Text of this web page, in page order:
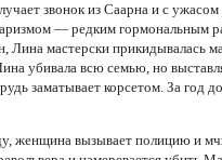
звонок из Саарна и с
— редким гормональным
мастерски прикидывалась
убивала всю семью, но
заматывает корсетом. За год
женщина вызывает полицию и